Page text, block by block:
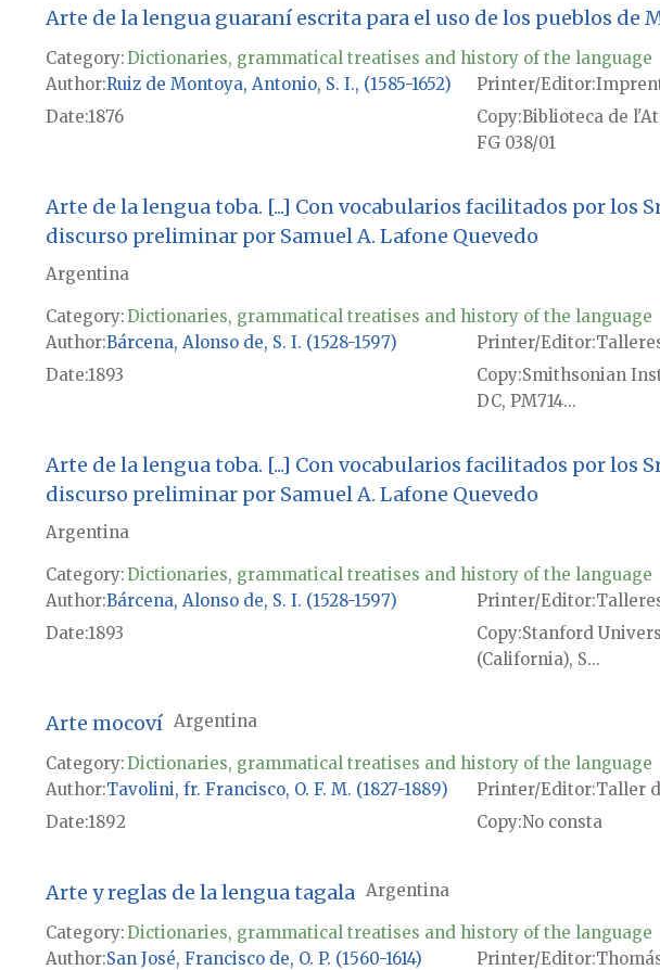
Arte de la lengua guaraní escrita para el uso de los pueblos de
Category:Dictionaries, grammatical treatises and history of the language
Author Ruiz de Montoya, Antonio, S. I., (1585-1652) Printer/Editor
Date1876 Copy Biblioteca de
FG 038/01
Arte de la lengua toba. [...] Con vocabularios facilitados por los
discurso preliminar por Samuel A. Lafone Quevedo
Argentina
Category:Dictionaries, grammatical treatises and history of the language
Author Bárcena, Alonso de, S. I. (1528-1597) Printer/Editor
Date1893 Copy Smithsonian
DC, PM714...
Arte de la lengua toba. [...] Con vocabularios facilitados por los
discurso preliminar por Samuel A. Lafone Quevedo
Argentina
Category:Dictionaries, grammatical treatises and history of the language
Author Bárcena, Alonso de, S. I. (1528-1597) Printer/Editor
Date1893 Copy Stanford
(California), S...
Arte mocoví Argentina
Category:Dictionaries, grammatical treatises and history of the language
Author Tavolini, fr. Francisco, O. F. M. (1827-1889) Printer/Editor Taller
Date1892 Copy No consta
Arte y reglas de la lengua tagala Argentina
Category:Dictionaries, grammatical treatises and history of the language
Author San José, Francisco de, O. P. (1560-1614) Printer/Editor